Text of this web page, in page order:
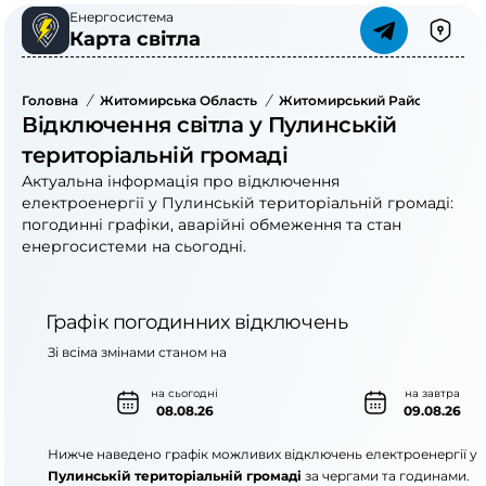
Енергосистема
Карта світла
Головна / Житомирська Область / Житомирський Район
Відключення світла у Пулинській
територіальній громаді
Актуальна інформація про відключення
електроенергії у Пулинській територіальній громаді:
погодинні графіки, аварійні обмеження та стан
енергосистеми на сьогодні.
Графік погодинних відключень
на сьогодні
08.08.26
на завтра
09.08.26
Зі всіма змінами станом на
Нижче наведено графік можливих відключень електроенергії у
Пулинській територіальній громаді за чергами та годинами.